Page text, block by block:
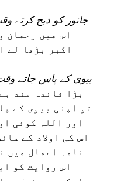
جانور کو ذبح کرتے
اس میں رحمان
اکبر بڑھا لے
بیوی کے پاس جاتے
بڑا فائدہ مند
تو اپنی بیوی کے
اور اللہ کوئی
اس کی اولاد کے
نامہ اعمال میں
اس روایت کو